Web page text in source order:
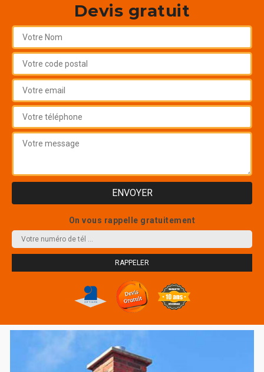
Devis gratuit
On vous rappelle gratuitement